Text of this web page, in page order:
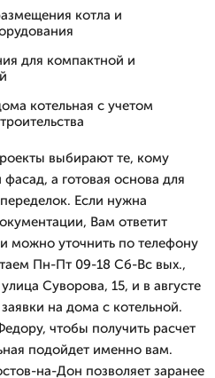
котла и
для компактной и
котельная с учетом
выбирают те, кому
а готовая основа для
Если нужна
Вам ответит
можно уточнить по телефону
Пн-Пт 09-18 Сб-Вс вых.,
Суворова, 15, и в августе
на дома с котельной.
чтобы получить расчет
подойдет именно вам.
на-Дон позволяет заранее